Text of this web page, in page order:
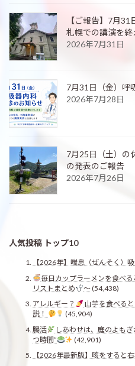
【ご報告】7月31
札幌での講演を終
2026年7月31日
7月31日（金）呼
2026年7月28日
7月25日（土）の
の発表のご報告
2026年7月26日
人気投稿 トップ10
【2026年】喘息（ぜんそく）
毎日カップラーメンを食べ
リストまとめ
〜(54,438)
アレルギー？
山芋を食べる
説！
(45,904)
腸活
しあわせは、庭のよも
つ時間”
(42,901)
【2026年最新版】咳をすると